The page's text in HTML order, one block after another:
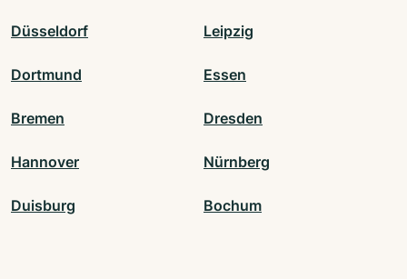
Düsseldorf Leipzig
Dortmund Essen
Bremen Dresden
Hannover Nürnberg
Duisburg Bochum